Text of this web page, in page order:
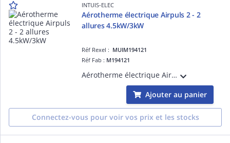
INTUIS-ELEC
Aérotherme électrique Airpuls 2 - 2
allures 4.5kW/3kW
Réf Rexel : MUIM194121
Réf Fab : M194121
Aérotherme électrique Airpuls 2 - 4,5kW/3kW Mono 230V - Tri 400V+N - Fixes - Fixation murale comprise - Boitier de commande en option - Un flux d'air longue portée directionnel et homogène - Origine France Garantie
Ajouter au panier
Connectez-vous pour voir vos prix et les stocks